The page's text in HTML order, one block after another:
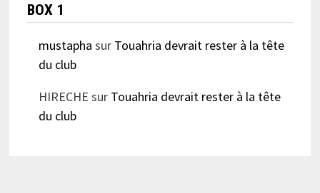
BOX 1
mustapha sur Touahria devrait rester à la tête
du club
HIRECHE sur Touahria devrait rester à la tête
du club